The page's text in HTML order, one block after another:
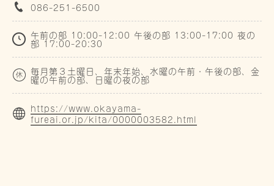
086-251-6500
午前の部 10:00-12:00 午後の部 13:00-17:00 夜の
部 17:00-20:30
毎月第３土曜日、年末年始、水曜の午前・午後の部、金
曜の午前の部、日曜の夜の部
https://www.okayama-
fureai.or.jp/kita/0000003582.html